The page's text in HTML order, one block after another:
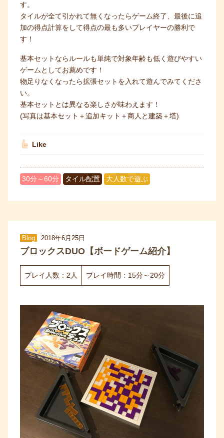
す。
タイルが全て引かれて無くなったらゲーム終了、最後に追
加の得点計算をして得点の最も多いプレイヤーの勝利で
す！
基本セットならルールも単純で対象年齢も低く遊びやすい
ゲームとしてお薦めです！
物足りなくなったら拡張セットを入れて遊んでみてくださ
い。
基本セットとは異なる楽しさが味わえます！
(写真は基本セット＋追加キット＋商人と建築＋塔)
Like
30分～60分 タイル配置 大人数で遊ぶ
Blog 2018年6月25日
ブロックスDUO【ボードゲーム紹介】
プレイ人数：2人 プレイ時間：15分～20分